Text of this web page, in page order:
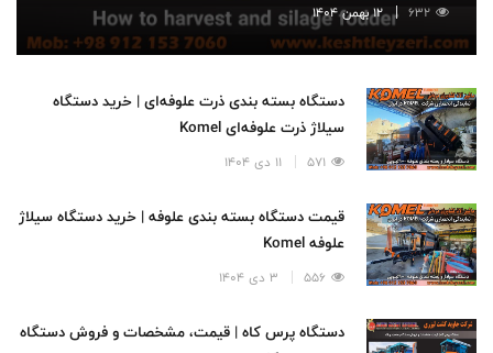
632 12 بهمن 1404
دستگاه بسته بندی ذرت علوفه‌ای | خرید دستگاه
سیلاژ ذرت علوفه‌ای Komel
571 11 دی 1404
قیمت دستگاه بسته بندی علوفه | خرید دستگاه سیلاژ
علوفه Komel
556 3 دی 1404
دستگاه پرس کاه | قیمت، مشخصات و فروش دستگاه